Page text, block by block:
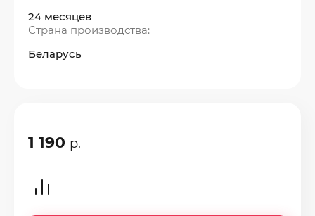
24 месяцев
Страна производства:
Беларусь
1 190 р.